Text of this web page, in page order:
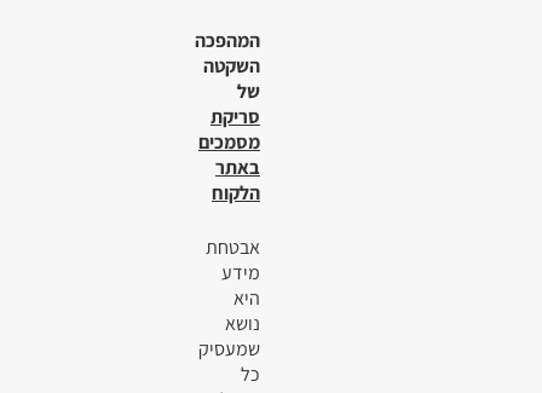
המהפכה
השקטה
של
סריקת
מסמכים
באתר
הלקוח
אבטחת
מידע
היא
נושא
שמעסיק
כל